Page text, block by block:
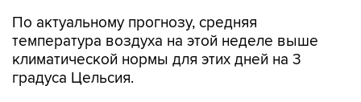
По актуальному прогнозу, средняя
температура воздуха на этой неделе выше
климатической нормы для этих дней на 3
градуса Цельсия.